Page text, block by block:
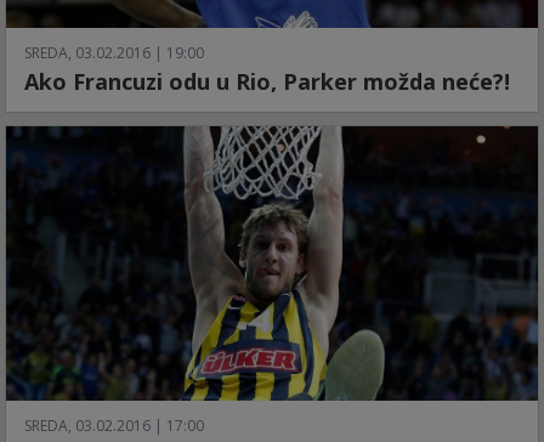
SREDA, 03.02.2016 | 19:00
Ako Francuzi odu u Rio, Parker možda neće?!
SREDA, 03.02.2016 | 17:00